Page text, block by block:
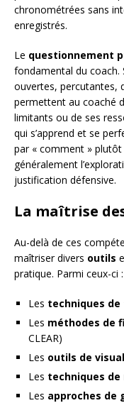
chronométrées sans
enregistrés.
Le questionnement
fondamental du coach.
ouvertes, percutantes,
permettent au coaché
limitants ou de ses
qui s’apprend et se
par « comment »
généralement
justification défensive.
La maîtrise
Au-delà de ces
maîtriser divers outils
pratique. Parmi ceux-ci :
Les techniques
Les méthodes de
CLEAR)
Les outils de
Les techniques de
Les approches de